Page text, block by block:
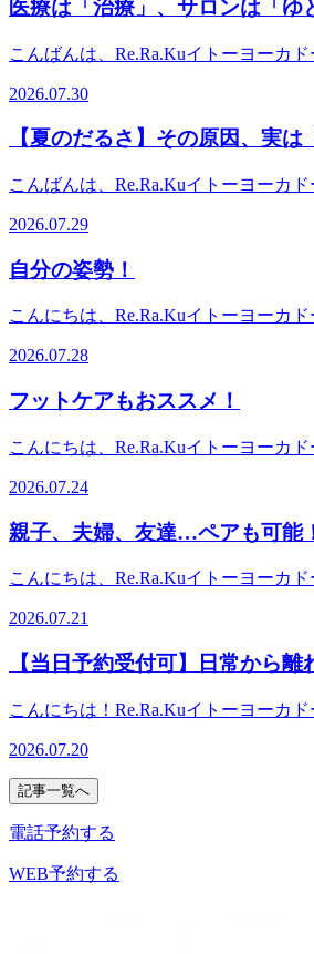
骨まわりをしっかり動かしながら、全
ていくため、当店の特徴を一番体感
っています。 ぜひ一度、当店の施術
い。■ 店舗情報住所：東京都大田区大
TEL：03-6423-1636■ ご予約・詳細公
クInstagram：https://
得な情報や空き状況を配信中
までギュッと硬くなってしまうんです
れ・お身体の重だるさには、当店の［
しく、じっくりとほぐしていくことで
んわり温まるのを感じていただけま
神経が整ってリラックス効果がさら
ットしませんか？本日8/1(土)の空き状
16:50 〇(空きあり)*17:50～21:00 〇(空
ス】ボデイケア60分→うつ伏せ以外に
をほぐしたり伸ばしたりすることが出
分→オイルを使ってふくらはぎ～足裏
ット(ボデイケア+フットケア)100分【
動かないことで筋肉が固まり、血流
集中します。✔ 冷え・運動不足血行
まりやすくなります。✔ 目の疲れ・ス
で筋肉がゆるみにくくなります。■ だ
リは一箇所だけでなく、全身のバラ
とがほとんどです。Re.Ra.Kuではお
く、全身ほぐすのが特徴です！ 「な
😊
医療は「治療」、サロンは「ゆ
こんばんは、Re.Ra.Kuイトーヨーカ
ありませんか？大森で忙しく過ごす方
ら」と、自分のケアを後回しにしがち
し」だからといって、無理を続けてい
とか動けている状態健康： 心と体に
れば疲れが取れる状態医療が「病気を
とりを取り戻す（ゼロをプラスにする
ただギリギリで乗り切るのではなく、
て、深い呼吸ができること。それこそ
もんはしんどい！」そう感じたときは
ていきませんか？皆様が毎日を笑顔で
らせ*13:50～17:00 〇(空きあり)【オ
伸ばしたりすることが出来ます♪フッ
使ってふくらはぎ～足裏を流してスッ
ア+フットケア)100分【ご予約方法】
2026.07.30
【夏のだるさ】その原因、実
こんばんは、Re.Ra.Kuイトーヨーカ
ホッとしますが。。。最近、こんなお
＊体がずっとだる重い＊手足がヒエ
りや頭痛がひどくなったそれ、冷たい
室内の冷気のギャップで、自律神経
くなり、自覚がなくても体はカチコチ
メ！！タオルの上からしっかりと筋肉
くりとほぐしていきます。血流を促
え切ったお身体が内側からじんわりと
/ ハンドケア］を組み合わせるのもイ
プします！「冷房で体が冷え切っち
知らせ*12:30～16:00 〇(空きあり
き・仰向けで全身をほぐしたり伸ばし
す♪フットケア40分→オイルを使って
してスッキリ♪セット(ボデイケア+フ
約方法】・WEB予約・電話予約・店頭
2026.07.29
自分の姿勢！
こんにちは、Re.Ra.Kuイトーヨーカ
す。 「正しい姿勢」って、胸を張る
い姿勢を作るコツは、1.軽くあごを引
なり変わります。デスクワークやス
づかないうちに姿勢が崩れやすいの
で、＊肩甲骨まわり＊お尻＊太もも裏
て、リフレッシュする時間を作るの
2026.07.28
フットケアもおススメ！
こんにちは、Re.Ra.Kuイトーヨーカ
りとお出掛けも増えると思います！ボ
ットケアもオススメです!(^^)! 仰向け
を使用して足裏やふくらはぎをケアし
促し、全身をリラックスさせません
みで肩や上半身が楽になったという声
2026.07.24
親子、夫婦、友達…ペアも可能
こんにちは、Re.Ra.Kuイトーヨーカ
してご利用できます！定期的にご夫婦
されている方もたくさんいます！コ
のお時間を合わせる事も可能ですので
りますし、ゆっくり過ごしたい方はお
います!(^^)! ネット予約の際は場合に
事が難しい時があるので、お電話でご
凄く暑いので爽快ヘッドスパも是非お
2026.07.21
【当日予約受付可】日常から
こんにちは！Re.Ra.Kuイトーヨーカ
波の景色を思い浮かべるだけで、不思
ることはありませんか？日々の忙しさ
いうちに体や心には緊張が溜まってい
日常のタスクから離れて、自分自身を
よう、心地よい空間をご用意してお待
2026.07.20
記事一覧へ
電話予約する
WEB予約する